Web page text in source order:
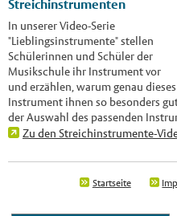
Streichinstrumenten
In unserer Video-Serie
"Lieblingsinstrumente" stellen
Schülerinnen und Schüler der
Musikschule ihr Instrument vor
und erzählen, warum genau dieses
Instrument ihnen so besonders
der Auswahl des passenden
Zu den Streichinstrumente-
Startseite